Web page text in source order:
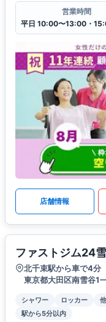
営業時間
店舗情報
ファストジム24
北千束駅から車で4分
東京都大田区南雪谷1
シャワー ロッカー
駅から5分以内